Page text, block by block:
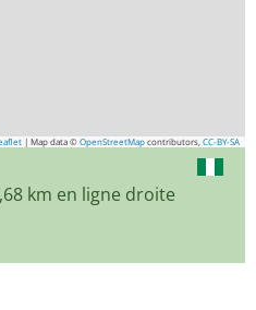
| Map data © OpenStreetMap contributors, CC-BY-SA
km en ligne droite